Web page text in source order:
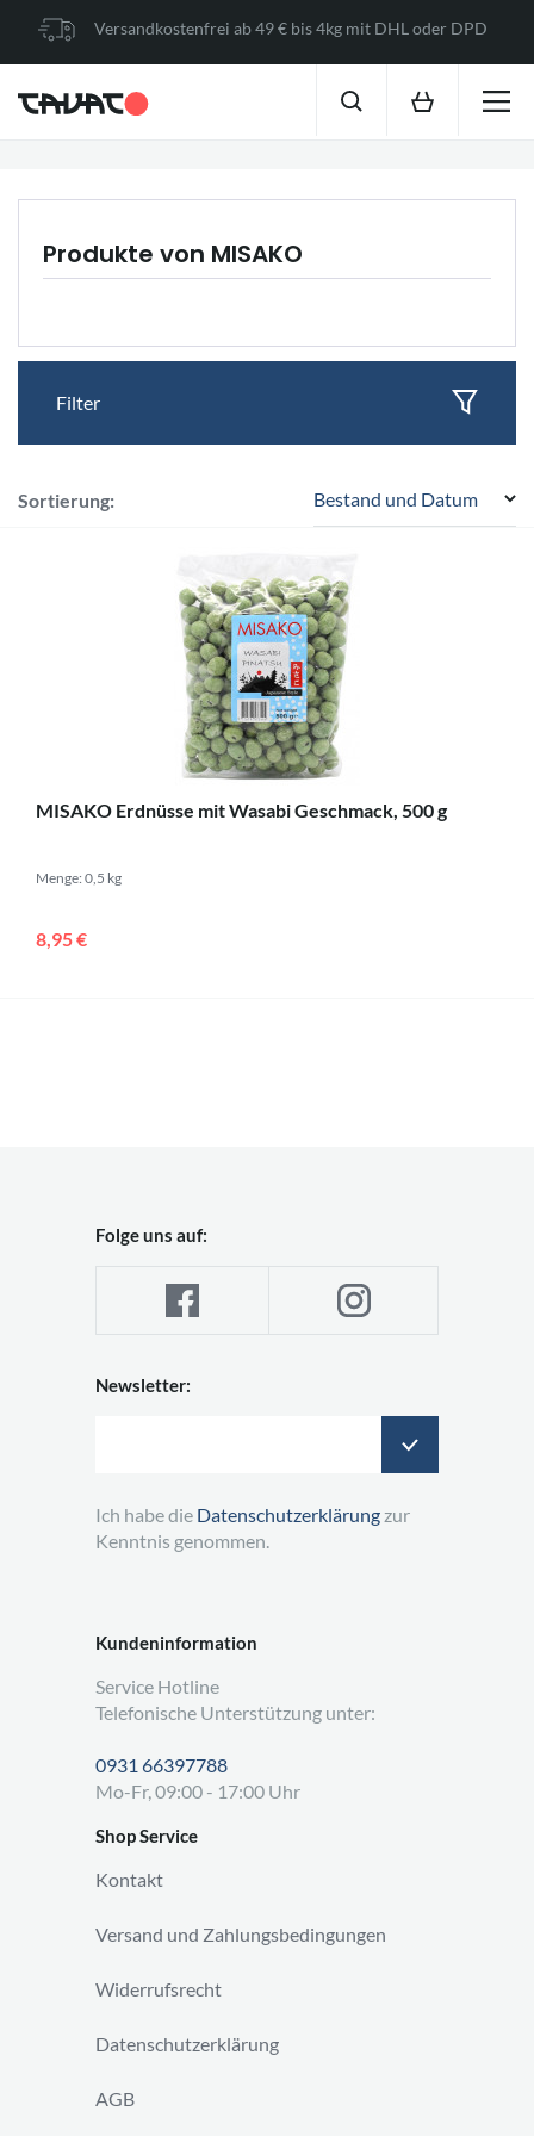
Versandkostenfrei ab 49 € bis 4kg mit DHL oder DPD
Produkte von MISAKO
Filter
Sortierung: Bestand und Datum
MISAKO Erdnüsse mit Wasabi Geschmack, 500 g
Menge: 0,5 kg
8,95 €
Kundeninformation
Service Hotline
Telefonische Unterstützung unter:
0931 66397788
Mo-Fr, 09:00 - 17:00 Uhr
Shop Service
Kontakt
Versand und Zahlungsbedingungen
Widerrufsrecht
Datenschutzerklärung
AGB
Folge uns auf:
Newsletter:
Ich habe die Datenschutzerklärung zur
Kenntnis genommen.